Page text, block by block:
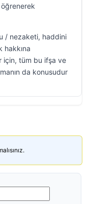
öğrenerek
/ nezaketi, haddini
hakkına
için, tüm bu ifşa ve
da konusudur